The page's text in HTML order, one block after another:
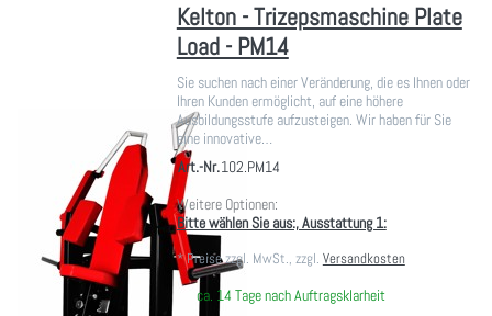
Kelton - Trizepsmaschine Plate
Load - PM14
Sie suchen nach einer Veränderung, die es Ihnen oder
Ihren Kunden ermöglicht, auf eine höhere
Ausbildungsstufe aufzusteigen. Wir haben für Sie
eine innovative…
Art.-Nr.102.PM14
Weitere Optionen:
Bitte wählen Sie aus:, Ausstattung 1:
*Preise zzgl. MwSt., zzgl. Versandkosten
ca. 14 Tage nach Auftragsklarheit